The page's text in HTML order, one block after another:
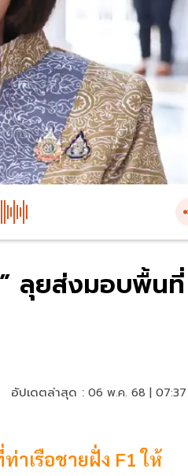
ลุยส่งมอบพื้นที่
อัปเดตล่าสุด : 06 พ.ค. 68 |
าเรือชายฝั่ง F1 ให้